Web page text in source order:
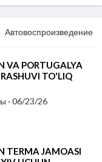
Автовоспроизведение
VA PORTUGALYA
TO'LIQ
2026
· 06/23/26
TERMA JAMOASI